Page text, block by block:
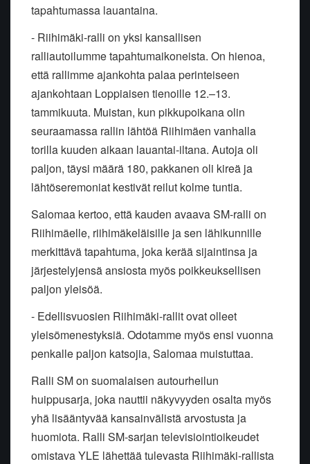
tapahtumassa lauantaina.
- Riihimäki-ralli on yksi kansallisen
ralliautoilumme tapahtumaikoneista. On hienoa,
että rallimme ajankohta palaa perinteiseen
ajankohtaan Loppiaisen tienoille 12.–13.
tammikuuta. Muistan, kun pikkupoikana olin
seuraamassa rallin lähtöä Riihimäen vanhalla
torilla kuuden aikaan lauantai-iltana. Autoja oli
paljon, täysi määrä 180, pakkanen oli kireä ja
lähtöseremoniat kestivät reilut kolme tuntia.
Salomaa kertoo, että kauden avaava SM-ralli on
Riihimäelle, riihimäkeläisille ja sen lähikunnille
merkittävä tapahtuma, joka kerää sijaintinsa ja
järjestelyjensä ansiosta myös poikkeuksellisen
paljon yleisöä.
- Edellisvuosien Riihimäki-rallit ovat olleet
yleisömenestyksiä. Odotamme myös ensi vuonna
penkalle paljon katsojia, Salomaa muistuttaa.
Ralli SM on suomalaisen autourheilun
huippusarja, joka nauttii näkyvyyden osalta myös
yhä lisääntyvää kansainvälistä arvostusta ja
huomiota. Ralli SM-sarjan televisiointioikeudet
omistava YLE lähettää tulevasta Riihimäki-rallista